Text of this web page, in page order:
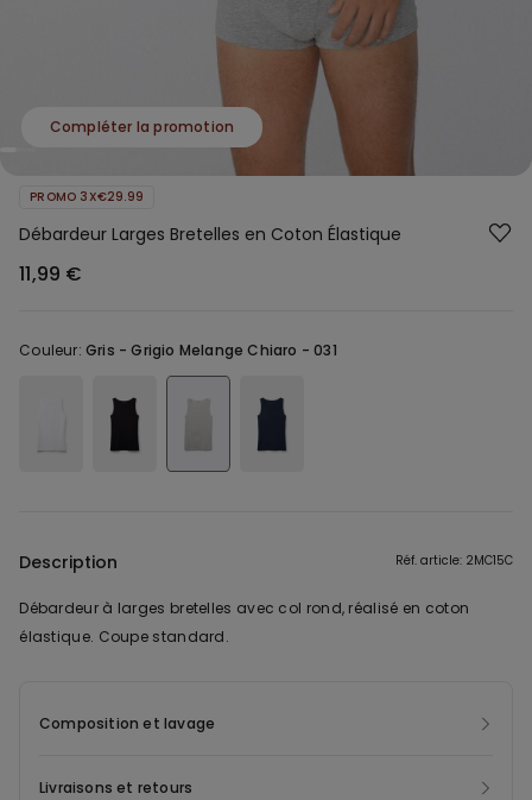
Compléter la promotion
PROMO 3X€29.99
Débardeur Larges Bretelles en Coton Élastique
11,99 €
Couleur:Gris -Grigio Melange Chiaro - 031
Description Réf. article: 2MC15C
Débardeur à larges bretelles avec col rond, réalisé en coton
élastique. Coupe standard.
Composition et lavage
Livraisons et retours